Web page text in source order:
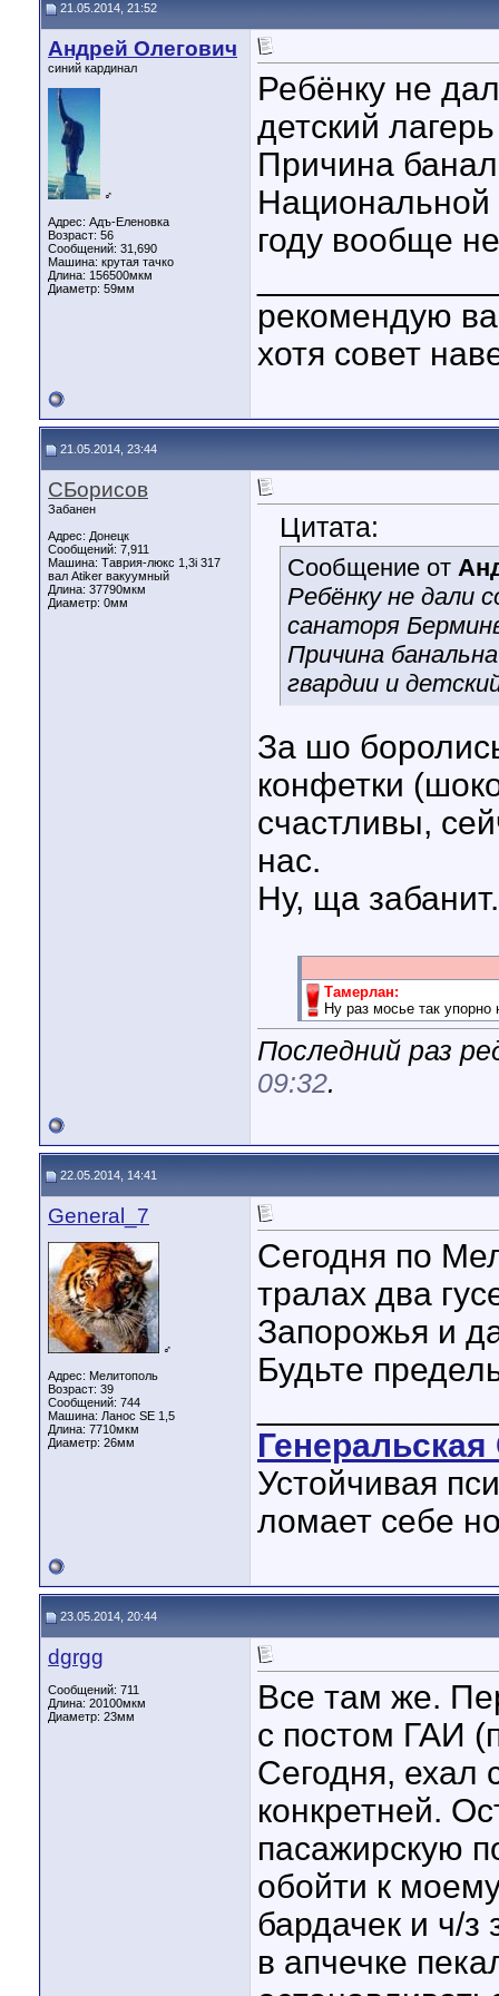
21.05.2014, 21:52
Андрей Олегович
синий кардинал
♂
Адрес: Адъ-Еленовка
Возраст: 56
Сообщений: 31,690
Машина: крутая тачко
Длина: 156500мкм
Диаметр: 59мм
Ребёнку не
детский
Причина
Национальной
году вообще
рекомендую
хотя совет
21.05.2014, 23:44
СБорисов
Забанен
Адрес: Донецк
Сообщений: 7,911
Машина: Таврия-люкс 1,3i 317
вал Atiker вакуумный
Длина: 37790мкм
Диаметр: 0мм
Цитата:
Сообщение от
Ребёнку не дали
санаторя
Причина
гвардии и
За шо
конфетки
счастливы,
нас.
Ну, ща
Тамерлан:
Ну раз мосье так упорно
Последний раз
09:32.
22.05.2014, 14:41
General_7
♂
Адрес: Мелитополь
Возраст: 39
Сообщений: 744
Машина: Ланос SE 1,5
Длина: 7710мкм
Диаметр: 26мм
Сегодня по
тралах два
Запорожья и
Будьте
Устойчивая
ломает себе
23.05.2014, 20:44
dgrgg
Сообщений: 711
Длина: 20100мкм
Диаметр: 23мм
Все там же.
с постом ГАИ
Сегодня, ехал
конкретней.
пасажирскую
обойти к
бардачек и ч/з
в апчечке